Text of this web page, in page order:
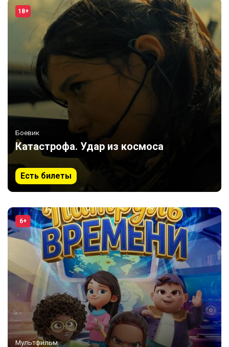
18+
Боевик
Катастрофа. Удар из космоса
Есть билеты
6+
Мультфильм